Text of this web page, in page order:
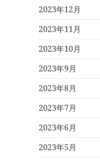
2023年12月
2023年11月
2023年10月
2023年9月
2023年8月
2023年7月
2023年6月
2023年5月